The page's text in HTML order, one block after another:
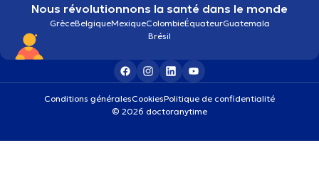
Nous révolutionnons la santé dans le monde
GrèceBelgiqueMexiqueColombieÉquateurGuatemala
Brésil
Conditions généralesCookiesPolitique de confidentialité
© 2026 doctoranytime